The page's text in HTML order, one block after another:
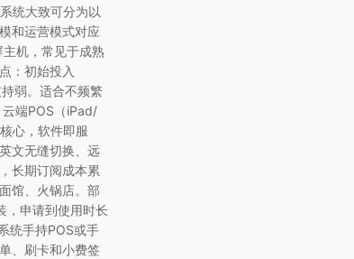
统大致可分为以
和运营模式对应
机，常见于成熟
：初始投入
弱。适合不频繁
端POS（iPad/
心，软件即服
文无缝切换、远
长期订阅成本累
馆、火锅店。部
，申请到使用时长
统手持POS或手
、刷卡和小费签